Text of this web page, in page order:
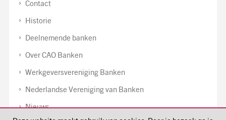
Contact
Historie
Deelnemende banken
Over CAO Banken
Werkgeversvereniging Banken
Nederlandse Vereniging van Banken
Nieuws